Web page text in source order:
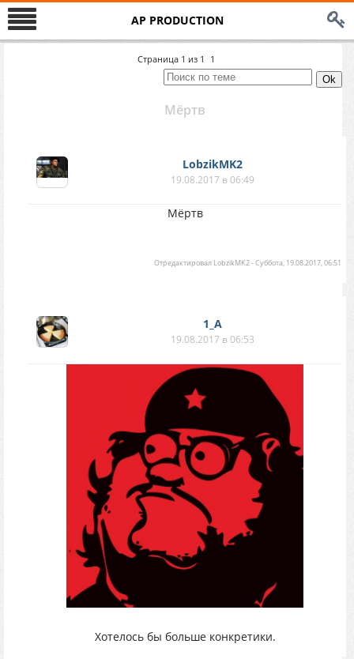
AP PRODUCTION
Страница 1 из 1 1
Мёртв
LobzikMK2
19.08.2017 в 06:49
Мёртв
Отредактировал LobzikMK2-Суббота, 19.08.2017, 06:51
1_A
19.08.2017 в 06:53
Хотелось бы больше конкретики.